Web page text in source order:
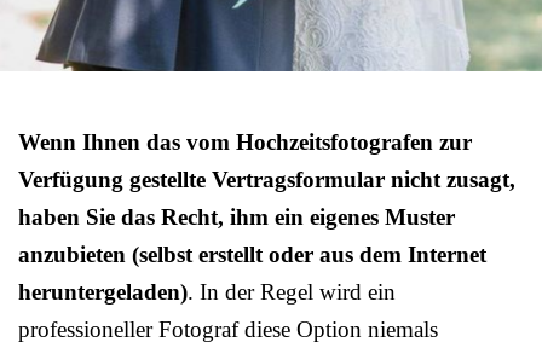
Wenn Ihnen das vom Hochzeitsfotografen zur
Verfügung gestellte Vertragsformular nicht zusagt,
haben Sie das Recht, ihm ein eigenes Muster
anzubieten (selbst erstellt oder aus dem Internet
heruntergeladen). In der Regel wird ein
professioneller Fotograf diese Option niemals